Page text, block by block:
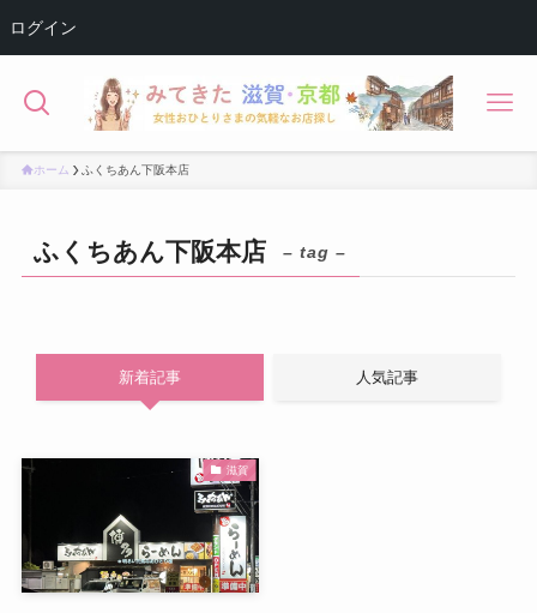
ログイン
ホーム ふくちあん下阪本店
ふくちあん下阪本店 – tag –
新着記事 人気記事
滋賀